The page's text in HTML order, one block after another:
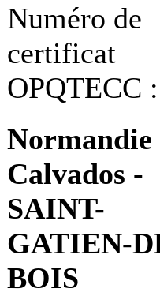
Numéro de
certificat
OPQTECC
Normandie
Calvados -
SAINT-
GATIEN-
BOIS